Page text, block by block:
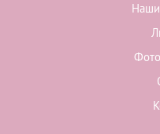
Наши